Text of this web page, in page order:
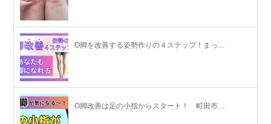
O脚を改善する姿勢作りの４ステップ！まっ…
O脚改善は足の小指からスタート！ 町田市…